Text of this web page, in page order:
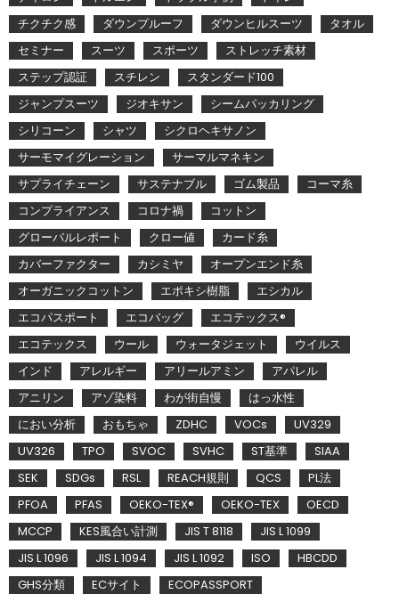
チクチク感
ダウンプルーフ ダウンヒルスーツ
タオル
セミナー
スーツ スポーツ
ストレッチ素材
ステップ認証
スチレン
スタンダード100
ジャンプスーツ
ジオキサン
シームパッカリング
シリコーン
シャツ
シクロヘキサノン
サーモマイグレーション
サーマルマネキン
サプライチェーン
サステナブル ゴム製品
コーマ糸
コンプライアンス
コロナ禍
コットン
グローバルレポート
クロー値
カード糸
カバーファクター
カシミヤ
オープンエンド糸
オーガニックコットン
エポキシ樹脂
エシカル
エコパスポート
エコバッグ
エコテックス®
エコテックス
ウール ウォータジェット
ウイルス
インド
アレルギー アリールアミン
アパレル
アニリン
アゾ染料 わが街自慢
はっ水性
におい分析
おもちゃ ZDHC VOCs
UV329
UV326
TPO SVOC SVHC ST基準
SIAA
SEK
SDGs RSL REACH規則 QCS
PL法
PFOA
PFAS OEKO-TEX® OEKO-TEX
OECD
MCCP
KES風合い計測 JIS T 8118
JIS L 1099
JIS L 1096
JIS L 1094 JIS L 1092 ISO
HBCDD
GHS分類
ECサイト
ECOPASSPORT